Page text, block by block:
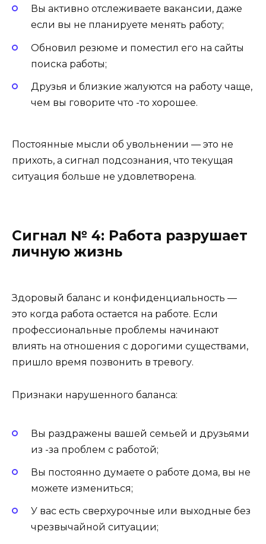
Вы активно отслеживаете вакансии, даже
если вы не планируете менять работу;
Обновил резюме и поместил его на сайты
поиска работы;
Друзья и близкие жалуются на работу чаще,
чем вы говорите что -то хорошее.
Постоянные мысли об увольнении — это не
прихоть, а сигнал подсознания, что текущая
ситуация больше не удовлетворена.
Сигнал № 4: Работа разрушает
личную жизнь
Здоровый баланс и конфиденциальность —
это когда работа остается на работе. Если
профессиональные проблемы начинают
влиять на отношения с дорогими существами,
пришло время позвонить в тревогу.
Признаки нарушенного баланса:
Вы раздражены вашей семьей и друзьями
из -за проблем с работой;
Вы постоянно думаете о работе дома, вы не
можете измениться;
У вас есть сверхурочные или выходные без
чрезвычайной ситуации;